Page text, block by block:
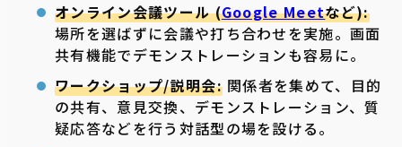
オンライン会議ツール (Google Meetなど):
場所を選ばずに会議や打ち合わせを実施。画面
共有機能でデモンストレーションも容易に。
ワークショップ/説明会:関係者を集めて、目的
の共有、意見交換、デモンストレーション、質
疑応答などを行う対話型の場を設ける。